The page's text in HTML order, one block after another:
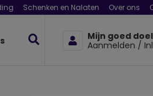
Schenken en Nalaten Over ons
Mijn goed doel
Aanmelden /